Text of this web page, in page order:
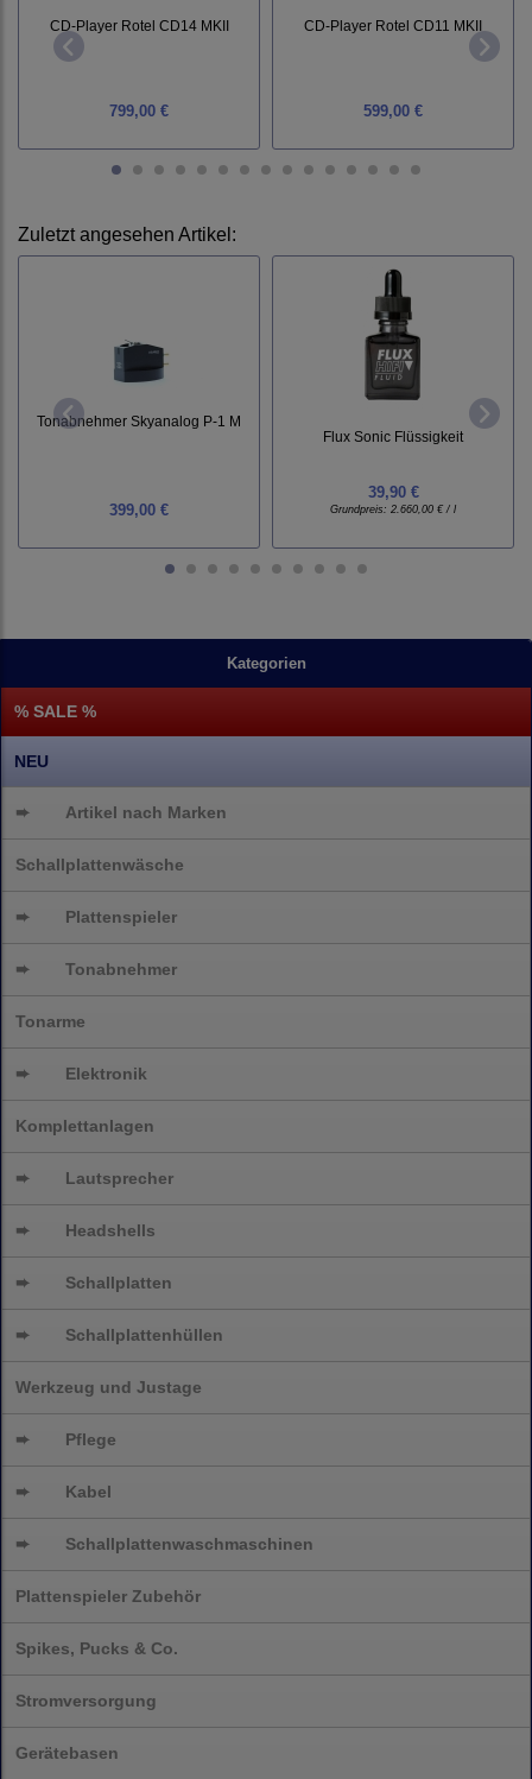
Kategorien
% SALE %
NEU
➨ Artikel nach Marken
Schallplattenwäsche
➨ Plattenspieler
➨ Tonabnehmer
Tonarme
➨ Elektronik
Komplettanlagen
➨ Lautsprecher
➨ Headshells
➨ Schallplatten
➨ Schallplattenhüllen
Werkzeug und Justage
➨ Pflege
➨ Kabel
➨ Schallplattenwaschmaschinen
Plattenspieler Zubehör
Spikes, Pucks & Co.
Stromversorgung
Gerätebasen
CD-Player Rotel CD14 MKII
799,00 €
CD-Player Rotel CD11 MKII
599,00 €
Zuletzt angesehen Artikel:
Tonabnehmer Skyanalog P-1 M
399,00 €
Flux Sonic Flüssigkeit
39,90 €
Grundpreis: 2.660,00 € / l